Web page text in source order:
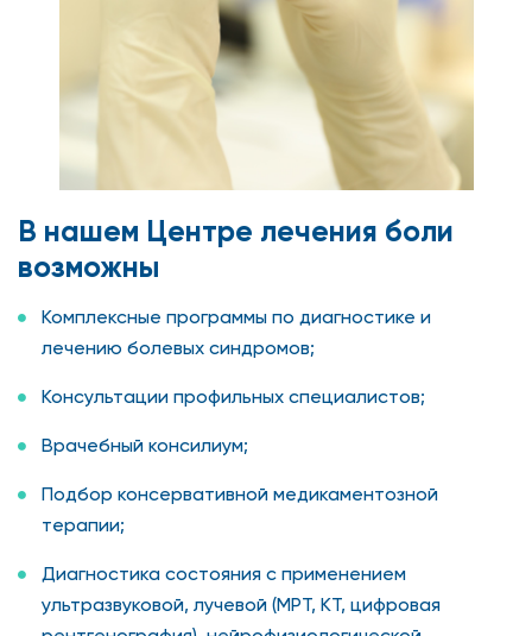
В нашем Центре лечения боли
возможны
Комплексные программы по диагностике и
лечению болевых синдромов;
Консультации профильных специалистов;
Врачебный консилиум;
Подбор консервативной медикаментозной
терапии;
Диагностика состояния с применением
ультразвуковой, лучевой (МРТ, КТ, цифровая